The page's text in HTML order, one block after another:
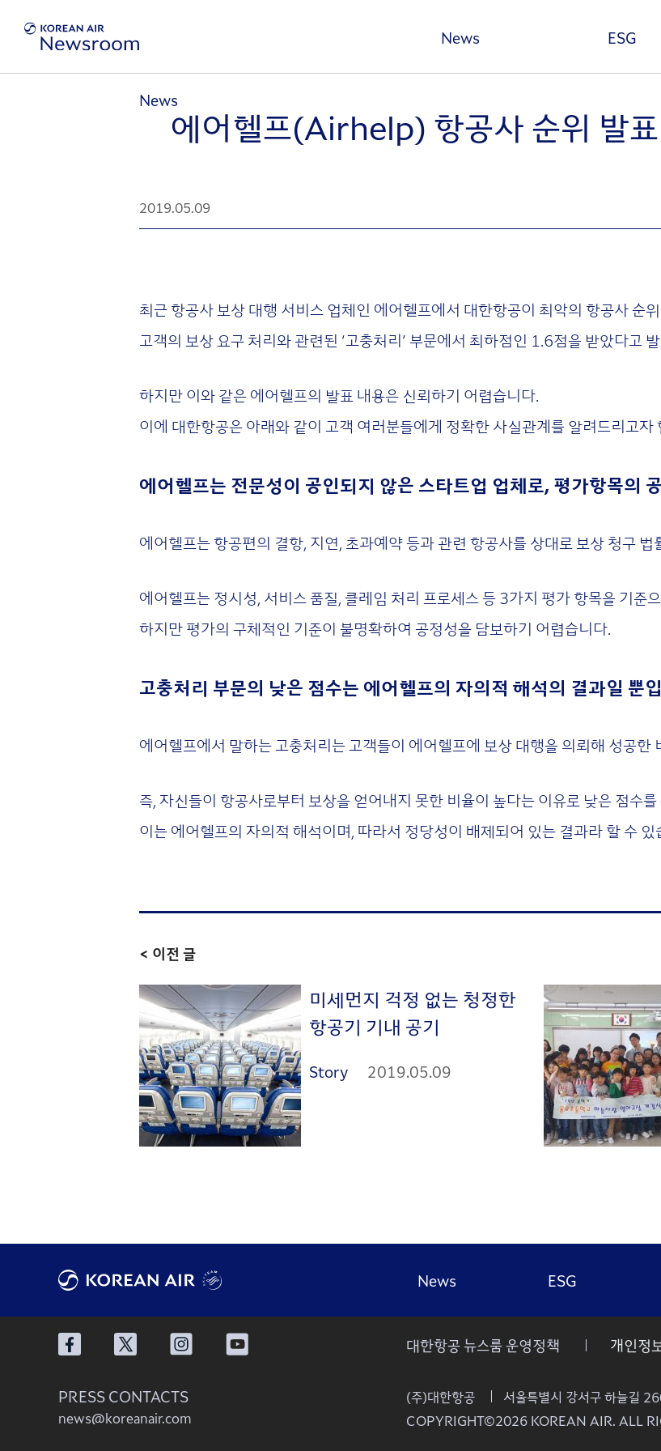
News ESG
News
에어헬프(Airhelp) 항공사 순위 발
2019.05.09
최근 항공사 보상 대행 서비스 업체인 에어헬프에서 대한항공이 최악의 항공사 순
고객의 보상 요구 처리와 관련된 ‘고충처리’ 부문에서 최하점인 1.6점을 받았다고
하지만 이와 같은 에어헬프의 발표 내용은 신뢰하기 어렵습니다.
이에 대한항공은 아래와 같이 고객 여러분들에게 정확한 사실관계를 알려드리고자
에어헬프는 전문성이 공인되지 않은 스타트업 업체로, 평가항목의
에어헬프는 항공편의 결항, 지연, 초과예약 등과 관련 항공사를 상대로 보상 청구
에어헬프는 정시성, 서비스 품질, 클레임 처리 프로세스 등 3가지 평가 항목을 기준
하지만 평가의 구체적인 기준이 불명확하여 공정성을 담보하기 어렵습니다.
고충처리 부문의 낮은 점수는 에어헬프의 자의적 해석의 결과일 뿐
에어헬프에서 말하는 고충처리는 고객들이 에어헬프에 보상 대행을 의뢰해 성공한
즉, 자신들이 항공사로부터 보상을 얻어내지 못한 비율이 높다는 이유로 낮은 점수
이는 에어헬프의 자의적 해석이며, 따라서 정당성이 배제되어 있는 결과라 할 수 있
< 이전 글
미세먼지 걱정 없는 청정한
항공기 기내 공기
Story 2019.05.09
News ESG
PRESS CONTACTS
news@koreanair.com
대한항공 뉴스룸 운영정책 개인정
(주)대한항공 서울특별시 강서구 하늘길
COPYRIGHT©2026 KOREAN AIR. ALL